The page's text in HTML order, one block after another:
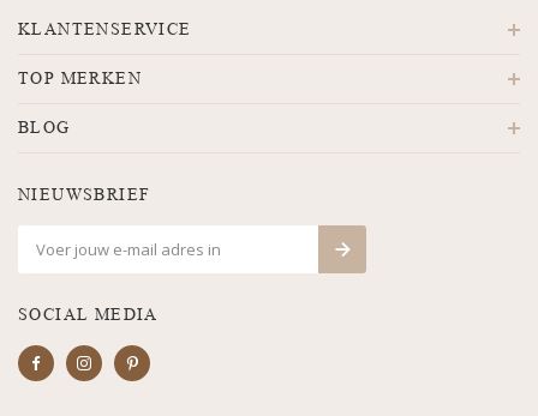
KLANTENSERVICE
TOP MERKEN
BLOG
NIEUWSBRIEF
SOCIAL MEDIA